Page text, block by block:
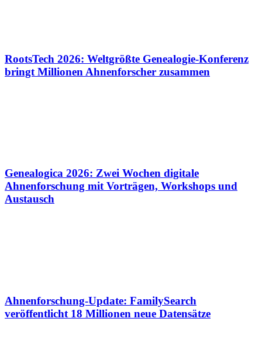
RootsTech 2026: Weltgrößte Genealogie-Konferenz
bringt Millionen Ahnenforscher zusammen
Genealogica 2026: Zwei Wochen digitale
Ahnenforschung mit Vorträgen, Workshops und
Austausch
Ahnenforschung-Update: FamilySearch
veröffentlicht 18 Millionen neue Datensätze